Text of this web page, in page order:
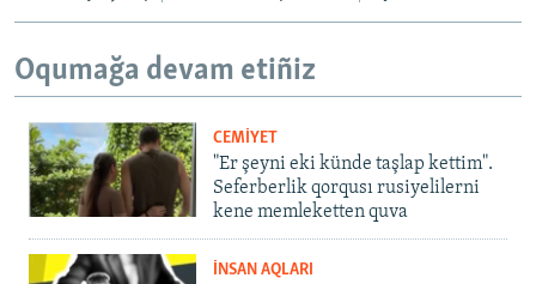
Oqumağa devam etiñiz
CEMİYET
"Er şeyni eki künde taşlap kettim".
Seferberlik qorqusı rusiyelilerni
kene memleketten quva
İNSAN AQLARI